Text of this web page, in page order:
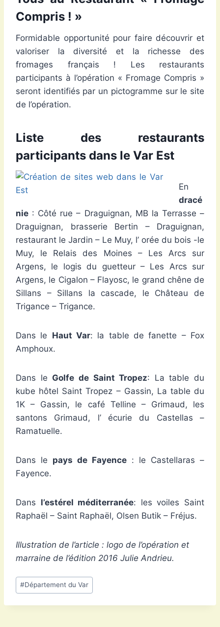
Compris ! »
Formidable opportunité pour faire découvrir et
valoriser la diversité et la richesse des
fromages français ! Les restaurants
participants à l’opération « Fromage Compris »
seront identifiés par un pictogramme sur le site
de l’opération.
Liste des restaurants
participants dans le Var Est
En
dracé
nie : Côté rue – Draguignan, MB la Terrasse –
Draguignan, brasserie Bertin – Draguignan,
restaurant le Jardin – Le Muy, l’ orée du bois -le
Muy, le Relais des Moines – Les Arcs sur
Argens, le logis du guetteur – Les Arcs sur
Argens, le Cigalon – Flayosc, le grand chêne de
Sillans – Sillans la cascade, le Château de
Trigance – Trigance.
Dans le Haut Var: la table de fanette – Fox
Amphoux.
Dans le Golfe de Saint Tropez: La table du
kube hôtel Saint Tropez – Gassin, La table du
1K – Gassin, le café Telline – Grimaud, les
santons Grimaud, l’ écurie du Castellas –
Ramatuelle.
Dans le pays de Fayence : le Castellaras –
Fayence.
Dans l’estérel méditerranée: les voiles Saint
Raphaël – Saint Raphaël, Olsen Butik – Fréjus.
Illustration de l’article : logo de l’opération et
marraine de l’édition 2016 Julie Andrieu.
Étiquettes
de
la
#Département du Var